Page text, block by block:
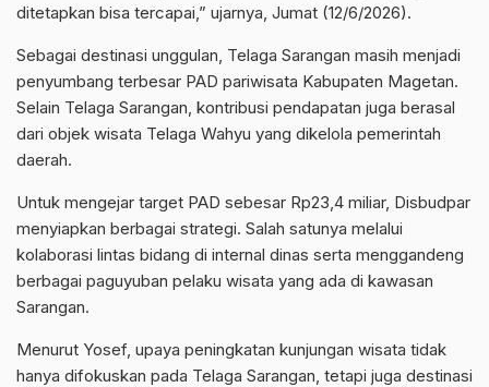
ditetapkan bisa tercapai,” ujarnya, Jumat (12/6/2026).
Sebagai destinasi unggulan, Telaga Sarangan masih menjadi
penyumbang terbesar PAD pariwisata Kabupaten Magetan.
Selain Telaga Sarangan, kontribusi pendapatan juga berasal
dari objek wisata Telaga Wahyu yang dikelola pemerintah
daerah.
Untuk mengejar target PAD sebesar Rp23,4 miliar, Disbudpar
menyiapkan berbagai strategi. Salah satunya melalui
kolaborasi lintas bidang di internal dinas serta menggandeng
berbagai paguyuban pelaku wisata yang ada di kawasan
Sarangan.
Menurut Yosef, upaya peningkatan kunjungan wisata tidak
hanya difokuskan pada Telaga Sarangan, tetapi juga destinasi